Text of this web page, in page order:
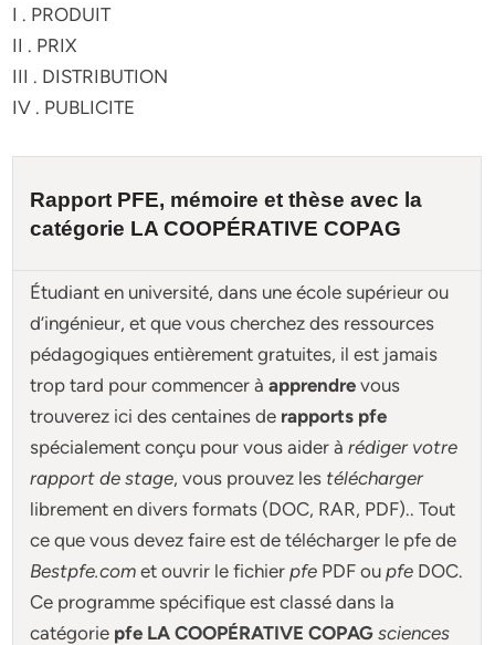
I . PRODUIT
II . PRIX
III . DISTRIBUTION
IV . PUBLICITE
Rapport PFE, mémoire etthèse avec la
catégorie LA COOPÉRATIVE COPAG
Étudiant en université, dans une école supérieur ou
d’ingénieur, et que vous cherchez des ressources
pédagogiques entièrement gratuites, il est jamais
trop tard pour commencer àapprendre vous
trouverez ici des centaines de rapports pfe
spécialement conçu pourvous aider àrédiger votre
rapport de stage, vous prouvez les télécharger
librement en divers formats (DOC, RAR, PDF).. Tout
ce que vous devez faire est de télécharger le pfe de
Bestpfe.com et ouvrir le fichierpfe PDF oupfe DOC.
Ce programme spécifique est classé dans la
catégorie pfe LA COOPÉRATIVE COPAGsciences